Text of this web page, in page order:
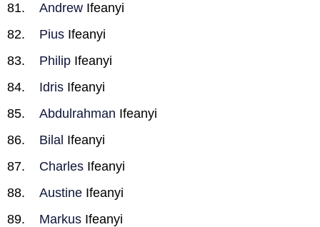
Andrew Ifeanyi
Pius Ifeanyi
Philip Ifeanyi
Idris Ifeanyi
Abdulrahman Ifeanyi
Bilal Ifeanyi
Charles Ifeanyi
Austine Ifeanyi
Markus Ifeanyi